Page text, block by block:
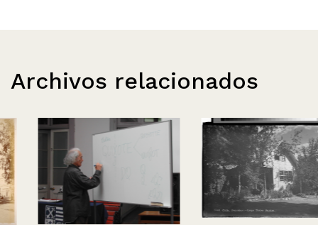
Archivos relacionados